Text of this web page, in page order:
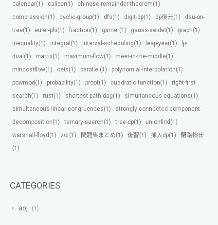
calendar(1)
caliper(1)
chinese-remainder-theorem(1)
compression(1)
cyclic-group(1) dfs(1) digit-dp(1) dp復元(1)
dsu-on-
tree(1)
euler-phi(1) fraction(1) garner(1) gauss-seidel(1)
graph(1)
inequality(1)
integral(1) interval-scheduling(1) leap-year(1)
lp-
dual(1)
matrix(1) maximum-flow(1)
meet-in-the-middle(1)
mincostflow(1)
oeis(1) parallel(1)
polynomial-interpolation(1)
powmod(1)
probability(1) proof(1) quadratic-function(1)
right-first-
search(1)
rust(1) shortest-path-dag(1)
simultaneous-equations(1)
simultaneous-linear-congruences(1)
strongly-connected-component-
decomposition(1)
ternary-search(1) tree-dp(1)
unionfind(1)
warshall-floyd(1)
xor(1) 問題集まとめ(1) 復習(1) 挿入dp(1)
閉路検出
(1)
CATEGORIES
aoj 1